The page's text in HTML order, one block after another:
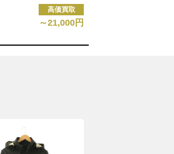
高価買取
～21,000円